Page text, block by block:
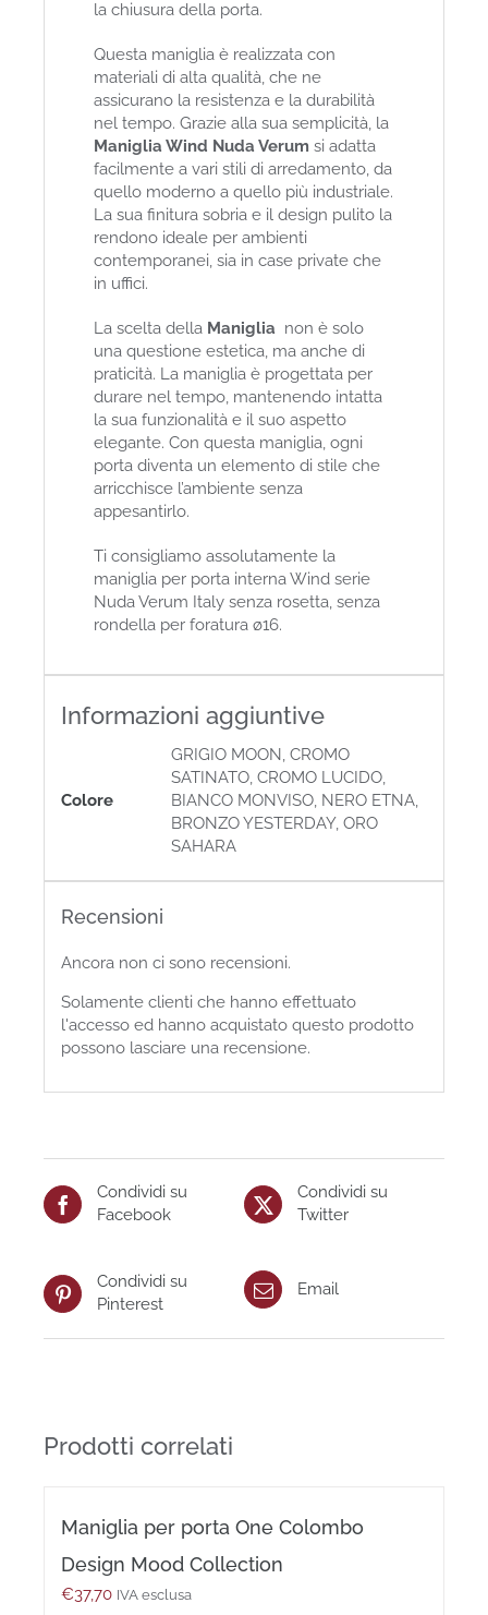
la chiusura della porta.
Questa maniglia è realizzata con
materiali di alta qualità, che ne
assicurano la resistenza e la durabilità
nel tempo. Grazie alla sua semplicità, la
Maniglia Wind Nuda Verum si adatta
facilmente a vari stili di arredamento, da
quello moderno a quello più industriale.
La sua finitura sobria e il design pulito la
rendono ideale per ambienti
contemporanei, sia in case private che
in uffici.
La scelta della Maniglia non è solo
una questione estetica, ma anche di
praticità. La maniglia è progettata per
durare nel tempo, mantenendo intatta
la sua funzionalità e il suo aspetto
elegante. Con questa maniglia, ogni
porta diventa un elemento di stile che
arricchisce l’ambiente senza
appesantirlo.
Ti consigliamo assolutamente la
maniglia per porta interna Wind serie
Nuda Verum Italy senza rosetta, senza
rondella per foratura ø16.
Informazioni aggiuntive
Colore
GRIGIO MOON, CROMO
SATINATO, CROMO LUCIDO,
BIANCO MONVISO, NERO ETNA,
BRONZO YESTERDAY, ORO
SAHARA
Recensioni
Ancora non ci sono recensioni.
Solamente clienti che hanno effettuato
l'accesso ed hanno acquistato questo prodotto
possono lasciare una recensione.
Condividi su
Facebook
Condividi su
Twitter
Condividi su
Pinterest
Email
Prodotti correlati
Maniglia per porta One Colombo
Design Mood Collection
€37,70 IVA esclusa